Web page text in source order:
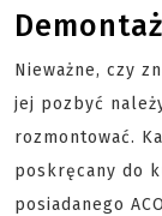
Demontaż
Nieważne, czy
jej pozbyć
rozmontować.
poskręcany do
posiadanego